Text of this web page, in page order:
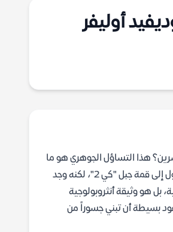
أوليفر
هذا التساؤل الجوهري هو ما
يضعه كتاب "ثلاثة أكواب من الشاي" أمام القارئ، حيث يروي قصة غريغ مورتنسون الذي لم ينجح في الوصول إلى قمة جبل "كي 2"، لكنه وجد
هو وثيقة أنثروبولوجية
بسيطة أن تبني جسوراً من